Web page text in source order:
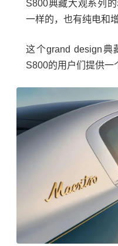
S800典藏大观系列
一样的，也有纯电和
这个grand design
S800的用户们提供一